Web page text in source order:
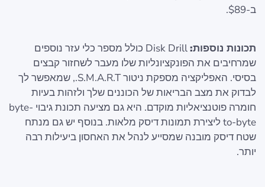
ב-$89.
תכונות נוספות:
Disk Drill כולל מספר כלי עזר נוספים
שמרחיבים את הפונקציונליות שלו מעבר לשחזור קבצים
בסיסי. האפליקציה מספקת ניטור S.M.A.R.T., שמאפשר לך
לבדוק את מצב הבריאות של הכוננים שלך ולזהות בעיות
חומרה פוטנציאליות מוקדם. היא גם מציעה תכונת גיבוי byte-
to-byte ליצירת תמונות דיסק מלאות. בנוסף יש גם מנתח
שטח דיסק מובנה שמסייע לנהל את האחסון ביעילות רבה
יותר.